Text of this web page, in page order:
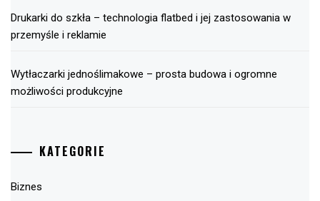
Drukarki do szkła – technologia flatbed i jej zastosowania w
przemyśle i reklamie
Wytłaczarki jednoślimakowe – prosta budowa i ogromne
możliwości produkcyjne
KATEGORIE
Biznes